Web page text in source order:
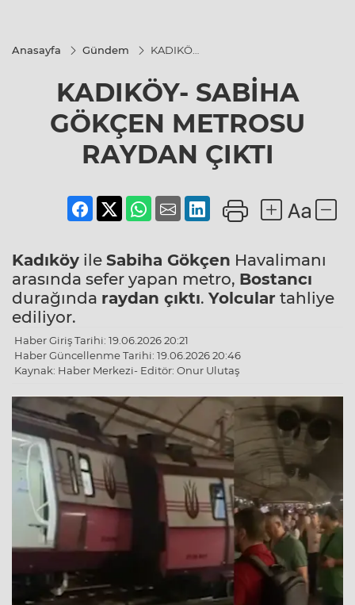
Anasayfa Gündem
KADIKÖY-
GÖKÇEN
METROSU
RAYDAN
ÇIKTI
KADIKÖY- SABİHA
GÖKÇEN METROSU
RAYDAN ÇIKTI
Kadıköy ile Sabiha Gökçen Havalimanı
arasında sefer yapan metro, Bostancı
durağında raydan çıktı. Yolcular tahliye
ediliyor.
Haber Giriş Tarihi: 19.06.2026 20:21
Haber Güncellenme Tarihi: 19.06.2026 20:46
Kaynak: Haber Merkezi- Editör: Onur Ulutaş